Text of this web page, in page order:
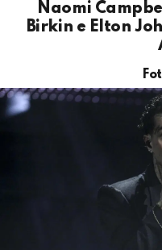
Naomi
Birkin e Elton